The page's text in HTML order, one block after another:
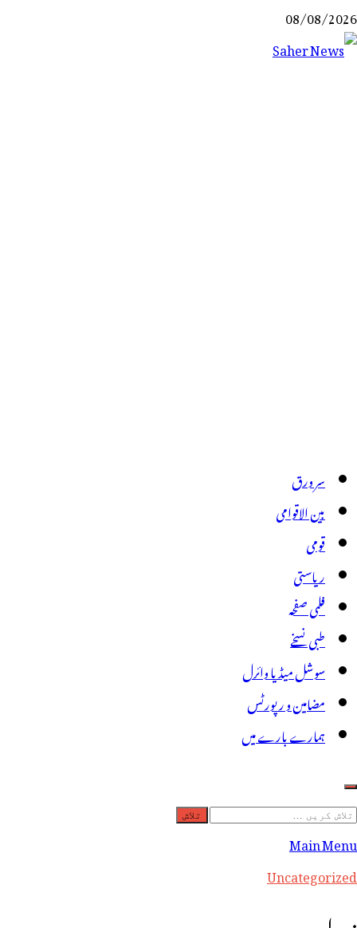
Skip
to
08/08/2026
سر ورق
بین الاقوامی
قومی
ریاستی
فلمی صفحہ
طبی نسخے
سوشل میڈیا وائرل
مضامین و رپورٹس
ہمارے بارے میں
تلاش
کریں
برائے:
Main Menu
Uncategorized